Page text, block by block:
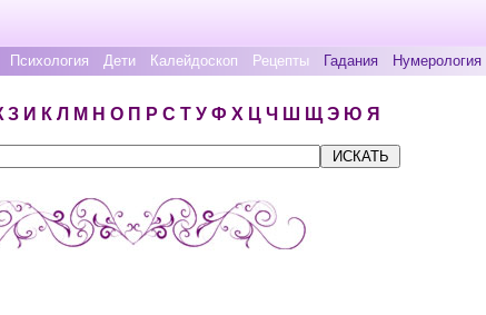
Психология Дети Калейдоскоп Рецепты Гадания Нумерология
З И К Л М Н О П Р С Т У Ф Х Ц Ч Ш Щ Э Ю Я